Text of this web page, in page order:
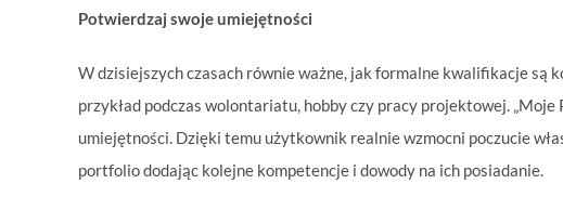
Potwierdzaj swoje umiejętności
W dzisiejszych czasach równie ważne, jak formalne kwalifikacje są
przykład podczas wolontariatu, hobby czy pracy projektowej.
umiejętności. Dzięki temu użytkownik realnie wzmocni poczucie
portfolio dodając kolejne kompetencje i dowody na ich posiadanie.